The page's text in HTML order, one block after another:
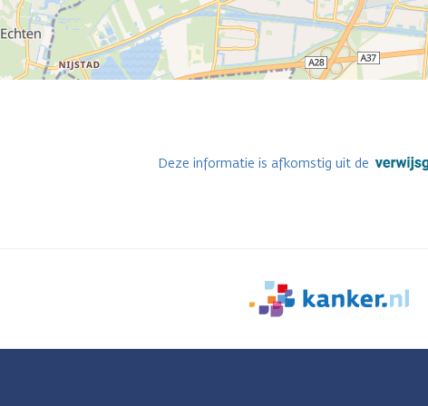
Deze informatie is afkomstig uit de
We
er